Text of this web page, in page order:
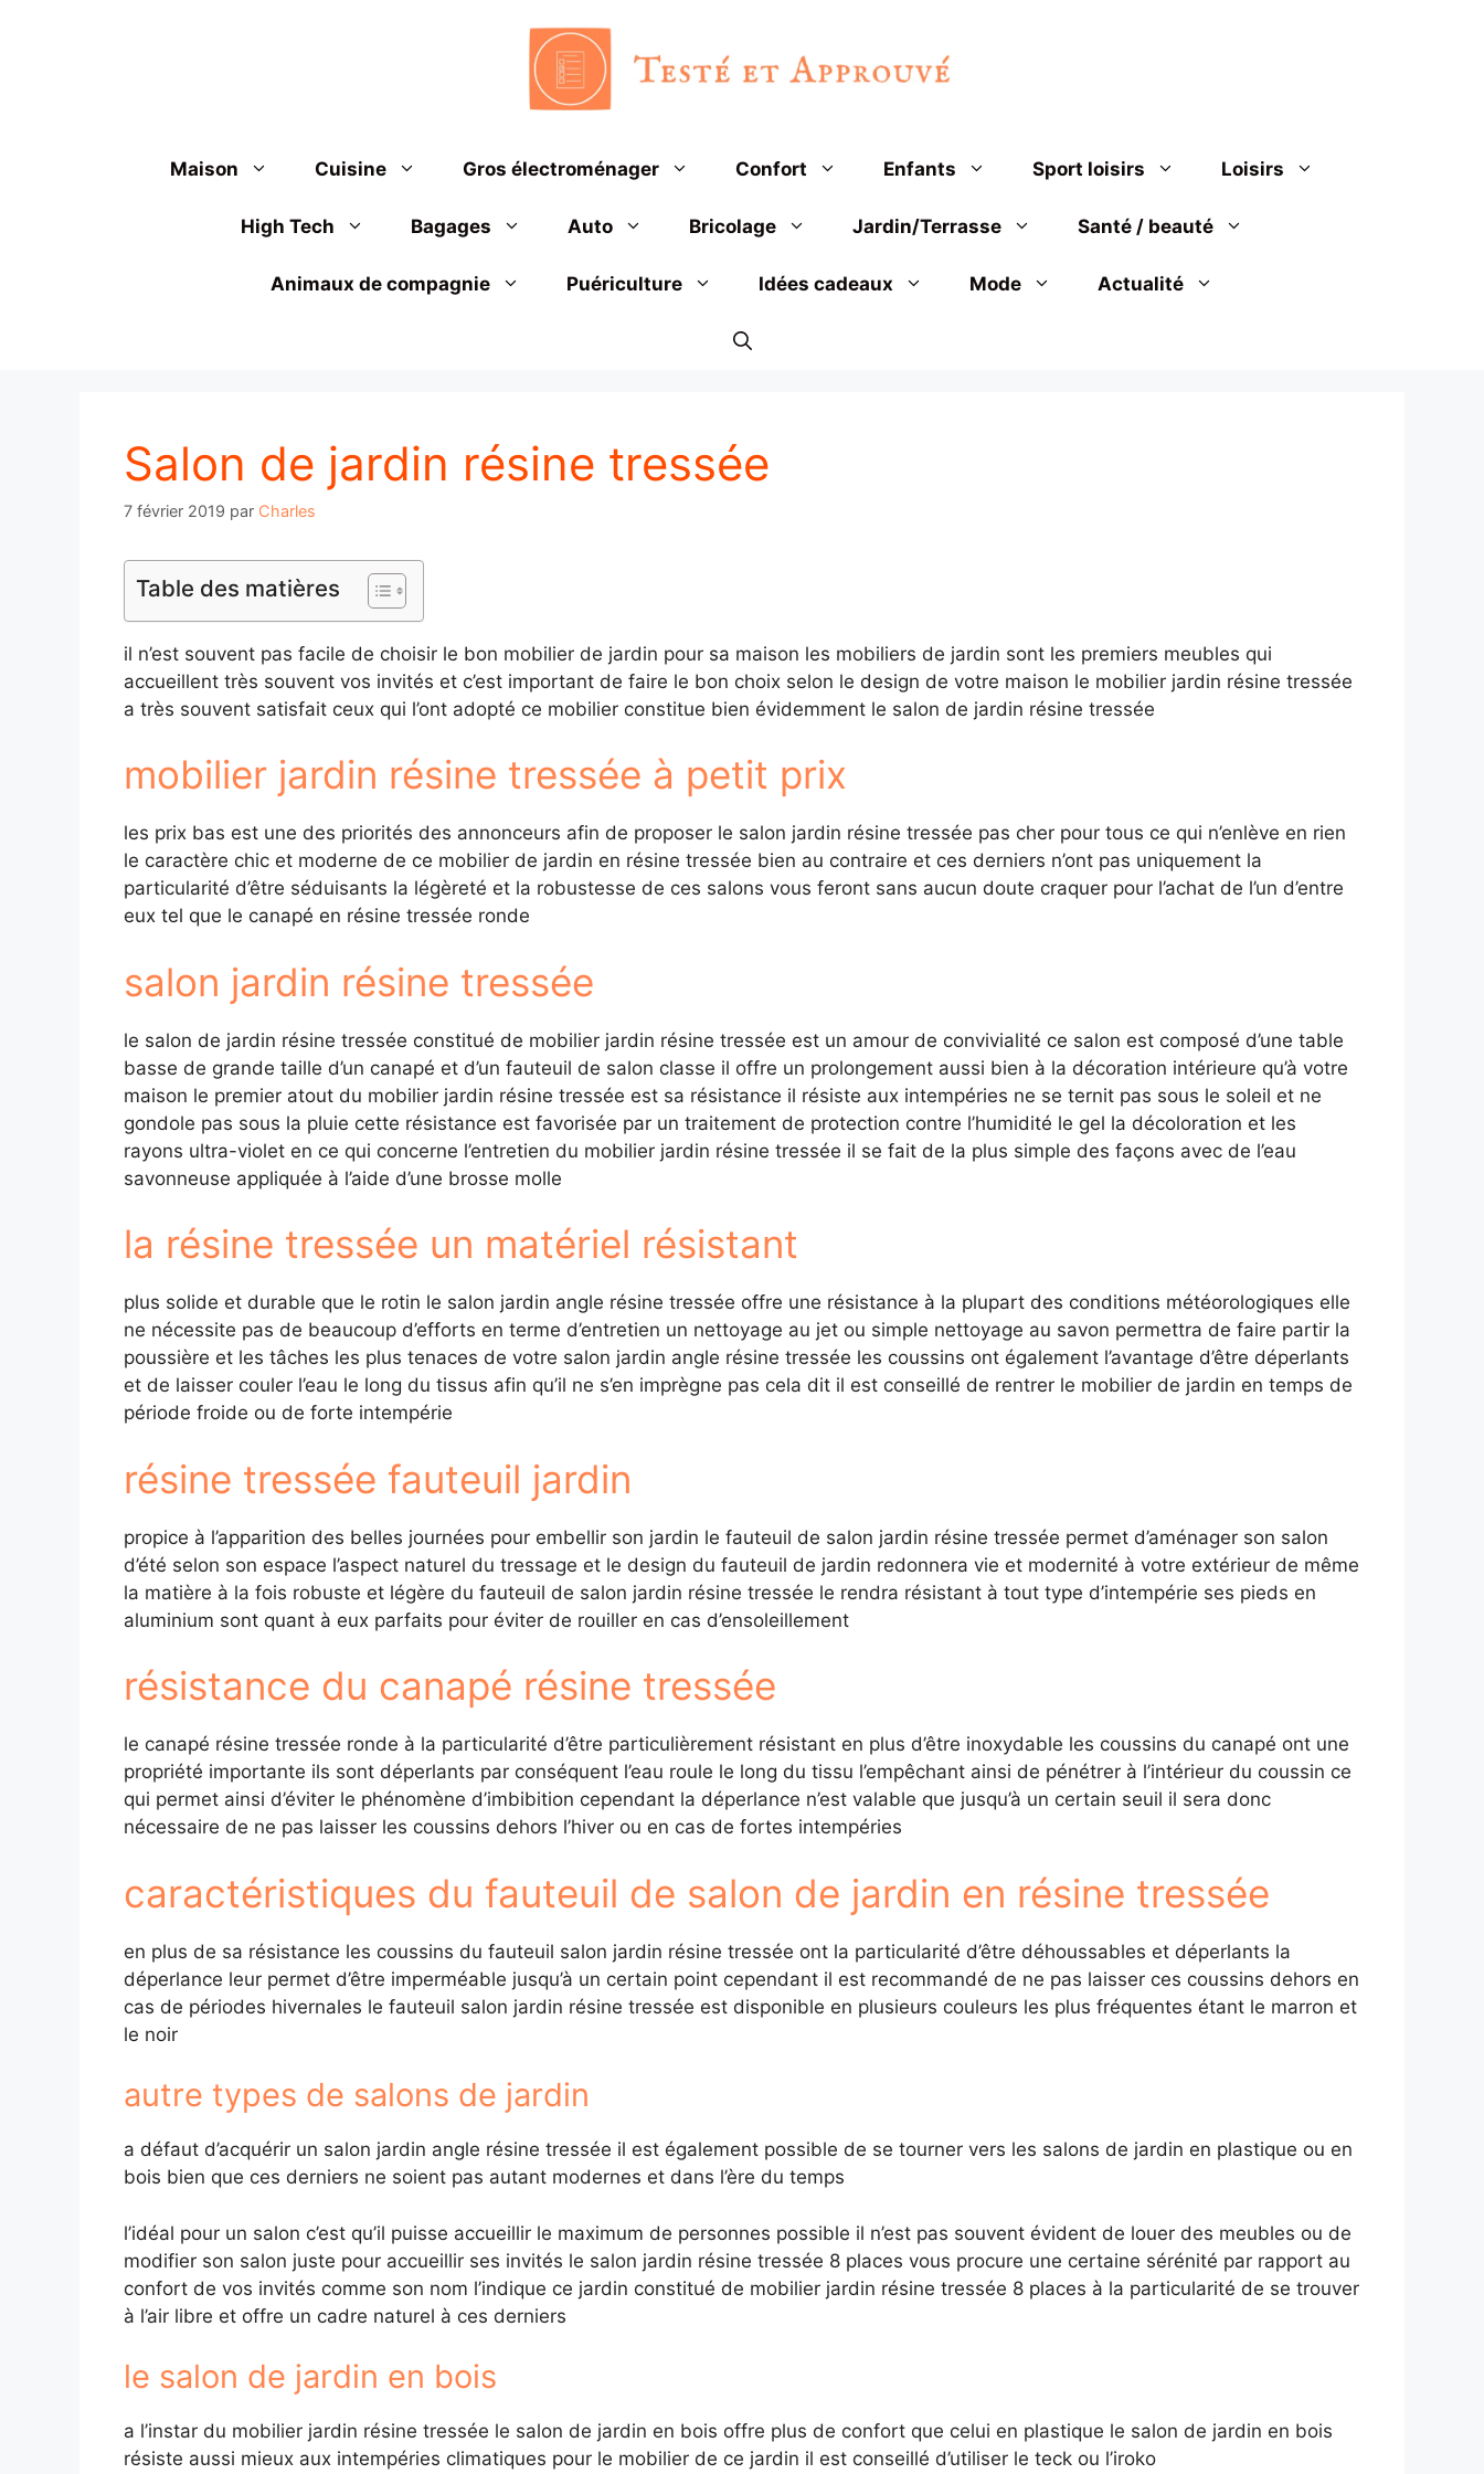
Maison Cuisine Gros électroménager Confort Enfants Sport loisirs Loisirs
High Tech Bagages Auto Bricolage Jardin/Terrasse Santé / beauté
Animaux de compagnie Puériculture Idées cadeaux Mode Actualité
Salon de jardin résine tressée
7 février 2019 par Charles
Table des matières
il n’est souvent pas facile de choisir le bon mobilier de jardin pour sa maison les mobiliers de jardin sont les premiers meubles qui
accueillent très souvent vos invités et c’est important de faire le bon choix selon le design de votre maison le mobilier jardin résine tressée
a très souvent satisfait ceux qui l’ont adopté ce mobilier constitue bien évidemment le salon de jardin résine tressée
mobilier jardin résine tressée à petit prix
les prix bas est une des priorités des annonceurs afin de proposer le salon jardin résine tressée pas cher pour tous ce qui n’enlève en rien
le caractère chic et moderne de ce mobilier de jardin en résine tressée bien au contraire et ces derniers n’ont pas uniquement la
particularité d’être séduisants la légèreté et la robustesse de ces salons vous feront sans aucun doute craquer pour l’achat de l’un d’entre
eux tel que le canapé en résine tressée ronde
salon jardin résine tressée
le salon de jardin résine tressée constitué de mobilier jardin résine tressée est un amour de convivialité ce salon est composé d’une table
basse de grande taille d’un canapé et d’un fauteuil de salon classe il offre un prolongement aussi bien à la décoration intérieure qu’à votre
maison le premier atout du mobilier jardin résine tressée est sa résistance il résiste aux intempéries ne se ternit pas sous le soleil et ne
gondole pas sous la pluie cette résistance est favorisée par un traitement de protection contre l’humidité le gel la décoloration et les
rayons ultra-violet en ce qui concerne l’entretien du mobilier jardin résine tressée il se fait de la plus simple des façons avec de l’eau
savonneuse appliquée à l’aide d’une brosse molle
la résine tressée un matériel résistant
plus solide et durable que le rotin le salon jardin angle résine tressée offre une résistance à la plupart des conditions météorologiques elle
ne nécessite pas de beaucoup d’efforts en terme d’entretien un nettoyage au jet ou simple nettoyage au savon permettra de faire partir la
poussière et les tâches les plus tenaces de votre salon jardin angle résine tressée les coussins ont également l’avantage d’être déperlants
et de laisser couler l’eau le long du tissus afin qu’il ne s’en imprègne pas cela dit il est conseillé de rentrer le mobilier de jardin en temps de
période froide ou de forte intempérie
résine tressée fauteuil jardin
propice à l’apparition des belles journées pour embellir son jardin le fauteuil de salon jardin résine tressée permet d’aménager son salon
d’été selon son espace l’aspect naturel du tressage et le design du fauteuil de jardin redonnera vie et modernité à votre extérieur de même
la matière à la fois robuste et légère du fauteuil de salon jardin résine tressée le rendra résistant à tout type d’intempérie ses pieds en
aluminium sont quant à eux parfaits pour éviter de rouiller en cas d’ensoleillement
résistance du canapé résine tressée
le canapé résine tressée ronde à la particularité d’être particulièrement résistant en plus d’être inoxydable les coussins du canapé ont une
propriété importante ils sont déperlants par conséquent l’eau roule le long du tissu l’empêchant ainsi de pénétrer à l’intérieur du coussin ce
qui permet ainsi d’éviter le phénomène d’imbibition cependant la déperlance n’est valable que jusqu’à un certain seuil il sera donc
nécessaire de ne pas laisser les coussins dehors l’hiver ou en cas de fortes intempéries
caractéristiques du fauteuil de salon de jardin en résine tressée
en plus de sa résistance les coussins du fauteuil salon jardin résine tressée ont la particularité d’être déhoussables et déperlants la
déperlance leur permet d’être imperméable jusqu’à un certain point cependant il est recommandé de ne pas laisser ces coussins dehors en
cas de périodes hivernales le fauteuil salon jardin résine tressée est disponible en plusieurs couleurs les plus fréquentes étant le marron et
le noir
autre types de salons de jardin
a défaut d’acquérir un salon jardin angle résine tressée il est également possible de se tourner vers les salons de jardin en plastique ou en
bois bien que ces derniers ne soient pas autant modernes et dans l’ère du temps
l’idéal pour un salon c’est qu’il puisse accueillir le maximum de personnes possible il n’est pas souvent évident de louer des meubles ou de
modifier son salon juste pour accueillir ses invités le salon jardin résine tressée 8 places vous procure une certaine sérénité par rapport au
confort de vos invités comme son nom l’indique ce jardin constitué de mobilier jardin résine tressée 8 places à la particularité de se trouver
à l’air libre et offre un cadre naturel à ces derniers
le salon de jardin en bois
a l’instar du mobilier jardin résine tressée le salon de jardin en bois offre plus de confort que celui en plastique le salon de jardin en bois
résiste aussi mieux aux intempéries climatiques pour le mobilier de ce jardin il est conseillé d’utiliser le teck ou l’iroko